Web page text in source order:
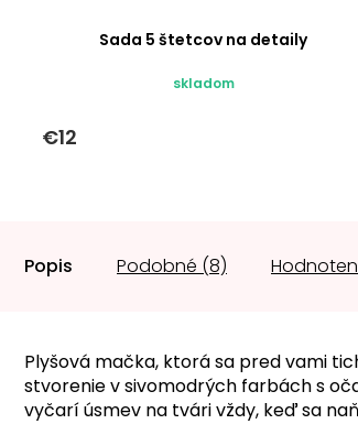
Sada 5 štetcov na detaily
skladom
€12
Popis Podobné (8)
Plyšová mačka, ktorá sa pred vami
stvorenie v sivomodrých farbách s
vyčarí úsmev na tvári vždy, keď sa